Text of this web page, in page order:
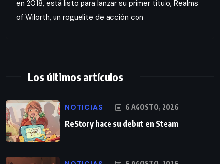
en 2018, está listo para lanzar su primer título, Realms
of Wilorth, un roguelite de acción con
Los últimos artículos
NOTICIAS 6 AGOSTO, 2026
ReStory hace su debut en Steam